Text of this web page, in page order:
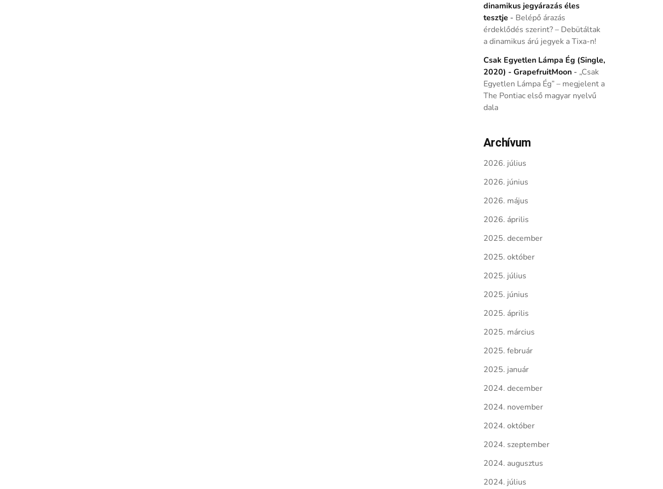
dinamikus jegyárazás éles
tesztje - Belépő árazás
érdeklődés szerint? – Debütáltak
a dinamikus árú jegyek a Tixa-n!
Csak Egyetlen Lámpa Ég (Single,
2020) - GrapefruitMoon- „Csak
Egyetlen Lámpa Ég” – megjelent a
The Pontiac első magyar nyelvű
dala
Archívum
2026. július
2026. június
2026. május
2026. április
2025. december
2025. október
2025. július
2025. június
2025. április
2025. március
2025. február
2025. január
2024. december
2024. november
2024. október
2024. szeptember
2024. augusztus
2024. július